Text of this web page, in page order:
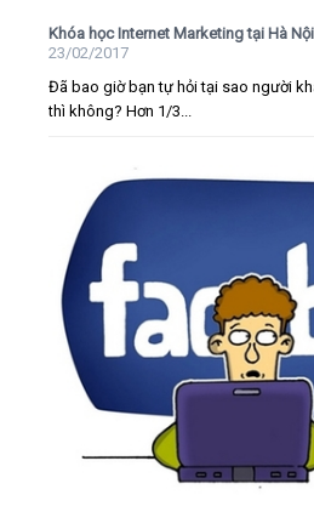
Khóa học Internet Marketing tại Hà Nội
23/02/2017
Đã bao giờ bạn tự hỏi tại sao người
thì không? Hơn 1/3...